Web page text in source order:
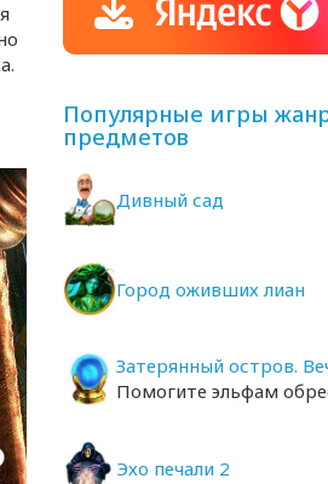
Популярные игры
предметов
Дивный сад
Город оживших лиан
Затерянный остров.
Помогите эльфам
Эхо печали 2